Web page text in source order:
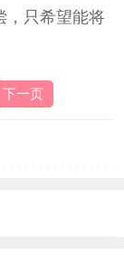
只希望能将
下一页